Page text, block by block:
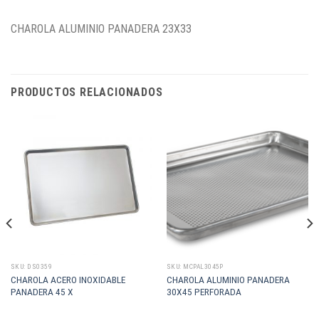
CHAROLA ALUMINIO PANADERA 23X33
PRODUCTOS RELACIONADOS
SKU: DS0359
CHAROLA ACERO INOXIDABLE
PANADERA 45 X
SKU: MCPAL3045P
CHAROLA ALUMINIO PANADERA
30X45 PERFORADA